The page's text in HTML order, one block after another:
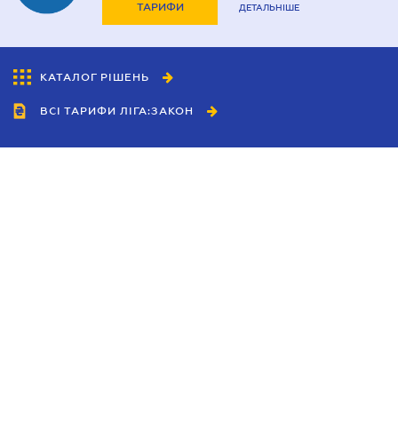
ТАРИФИ ДЕТАЛЬНІШЕ
КАТАЛОГ РІШЕНЬ
ВСІ ТАРИФИ ЛІГА:ЗАКОН